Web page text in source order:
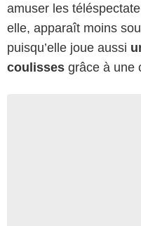
amuser les
elle, apparaît moins
puisqu’elle joue aussi
coulisses grâce à une